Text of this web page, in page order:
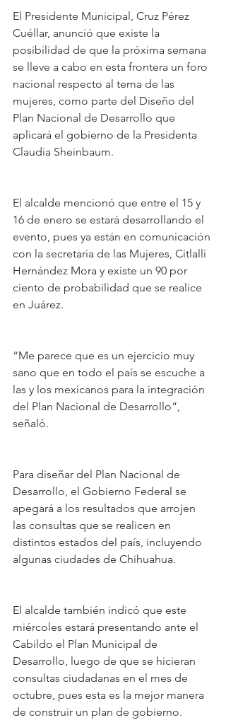
El Presidente Municipal, Cruz Pérez
Cuéllar, anunció que existe la
posibilidad de que la próxima semana
se lleve a cabo en esta frontera un foro
nacional respecto al tema de las
mujeres, como parte del Diseño del
Plan Nacional de Desarrollo que
aplicará el gobierno de la Presidenta
Claudia Sheinbaum.
El alcalde mencionó que entre el 15 y
16 de enero se estará desarrollando el
evento, pues ya están en comunicación
con la secretaria de las Mujeres, Citlalli
Hernández Mora y existe un 90 por
ciento de probabilidad que se realice
en Juárez.
“Me parece que es un ejercicio muy
sano que en todo el país se escuche a
las y los mexicanos para la integración
del Plan Nacional de Desarrollo”,
señaló.
Para diseñar del Plan Nacional de
Desarrollo, el Gobierno Federal se
apegará a los resultados que arrojen
las consultas que se realicen en
distintos estados del país, incluyendo
algunas ciudades de Chihuahua.
El alcalde también indicó que este
miércoles estará presentando ante el
Cabildo el Plan Municipal de
Desarrollo, luego de que se hicieran
consultas ciudadanas en el mes de
octubre, pues esta es la mejor manera
de construir un plan de gobierno.